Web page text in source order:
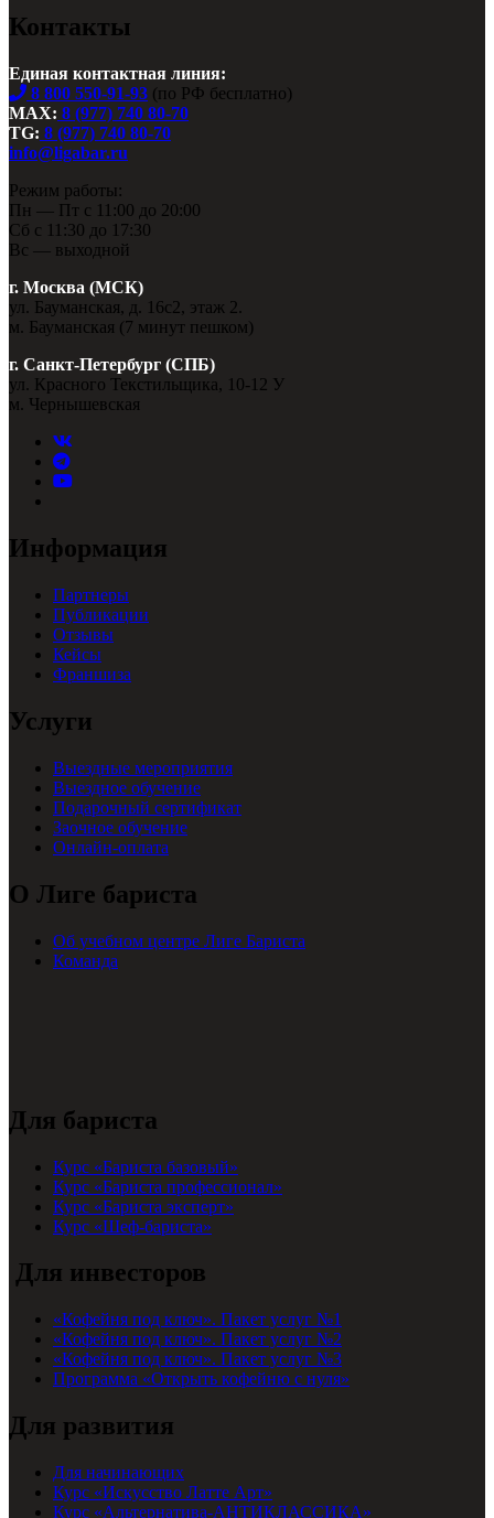
Контакты
Единая контактная линия:
8 800 550-91-93 (по РФ бесплатно)
MAX: 8 (977) 740 80-70
TG: 8 (977) 740 80-70
info@ligabar.ru
Режим работы:
Пн — Пт с 11:00 до 20:00
Сб с 11:30 до 17:30
Вс — выходной
г. Москва (МСК)
ул. Бауманская, д. 16с2, этаж 2.
м. Бауманская (7 минут пешком)
г. Санкт-Петербург (СПБ)
ул. Красного Текстильщика, 10-12 У
м. Чернышевская
Информация
Партнеры
Публикации
Отзывы
Кейсы
Франшиза
Услуги
Выездные мероприятия
Выездное обучение
Подарочный сертификат
Заочное обучение
Онлайн-оплата
О Лиге бариста
Об учебном центре Лиге Бариста
Команда
Для бариста
Курс «Бариста базовый»
Курс «Бариста профессионал»
Курс «Бариста эксперт»
Курс «Шеф-бариста»
Для инвесторов
«Кофейня под ключ». Пакет услуг №1
«Кофейня под ключ». Пакет услуг №2
«Кофейня под ключ». Пакет услуг №3
Программа «Открыть кофейню с нуля»
Для развития
Для начинающих
Курс «Искусство Латте Арт»
Курс «Альтернатива-АНТИКЛАССИКА»